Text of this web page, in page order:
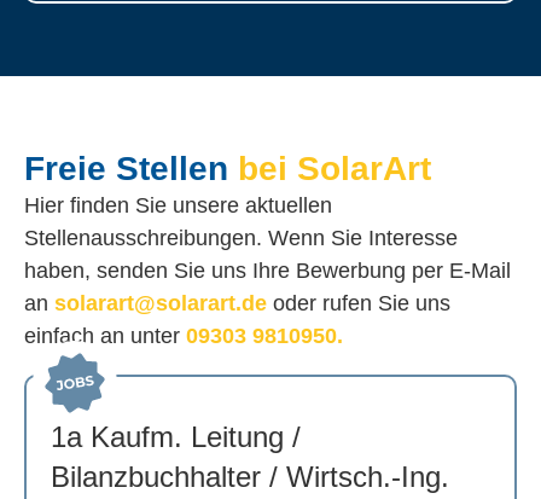
Freie Stellen bei SolarArt
Hier finden Sie unsere aktuellen
Stellenausschreibungen. Wenn Sie Interesse
haben, senden Sie uns Ihre Bewerbung per E-Mail
an solarart@solarart.de oder rufen Sie uns
einfach an unter 09303 9810950.
1a Kaufm. Leitung /
Bilanzbuchhalter / Wirtsch.-Ing.